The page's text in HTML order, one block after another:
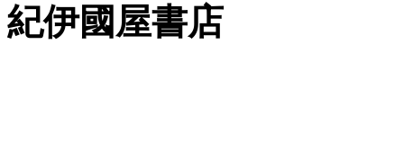
紀伊國屋書店